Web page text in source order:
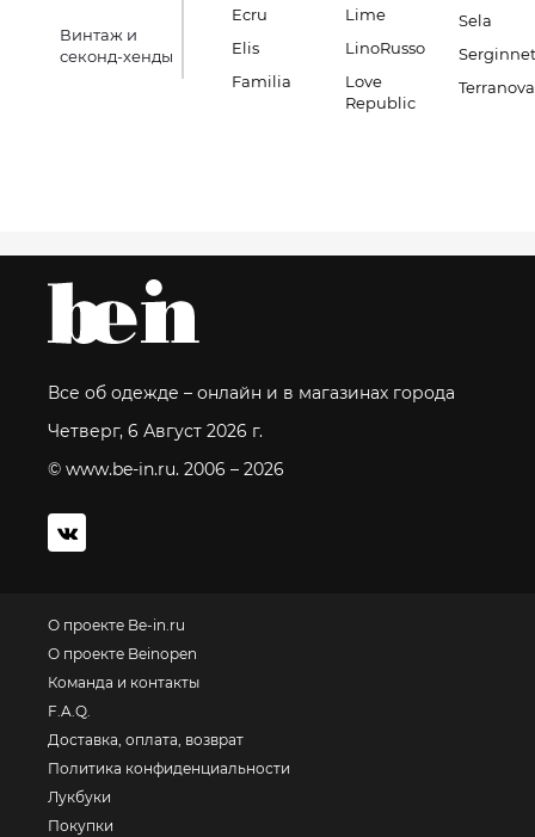
Винтаж и
секонд-хенды
Ecru
Elis
Familia
Lime
LinoRusso
Love
Republic
Sela
Terranova
Все об одежде – онлайн и в магазинах города
Четверг, 6 Август 2026 г.
© www.be-in.ru. 2006 – 2026
О проекте Be-in.ru
О проекте Beinopen
Команда и контакты
F.A.Q.
Доставка, оплата, возврат
Политика конфиденциальности
Лукбуки
Покупки